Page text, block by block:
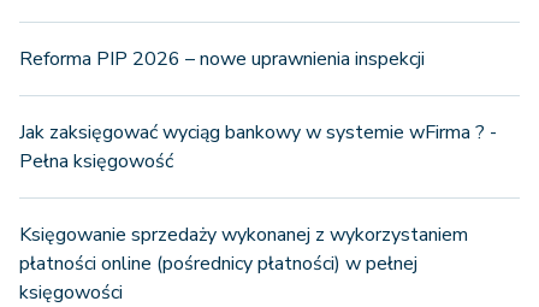
Reforma PIP 2026 – nowe uprawnienia inspekcji
Jak zaksięgować wyciąg bankowy w systemie wFirma ? -
Pełna księgowość
Księgowanie sprzedaży wykonanej z wykorzystaniem
płatności online (pośrednicy płatności) w pełnej
księgowości